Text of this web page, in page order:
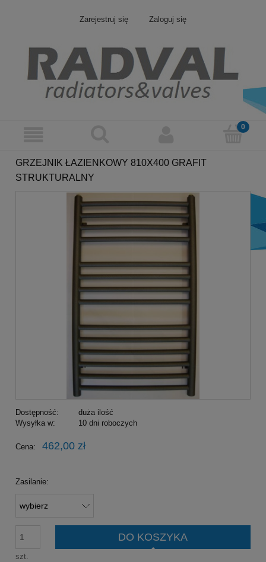
Zarejestruj się Zaloguj się
GRZEJNIK ŁAZIENKOWY 810X400 GRAFIT
STRUKTURALNY
Dostępność:
duża ilość
Wysyłka w:
10 dni roboczych
Cena: 462,00 zł
Zasilanie:
szt.
DO KOSZYKA